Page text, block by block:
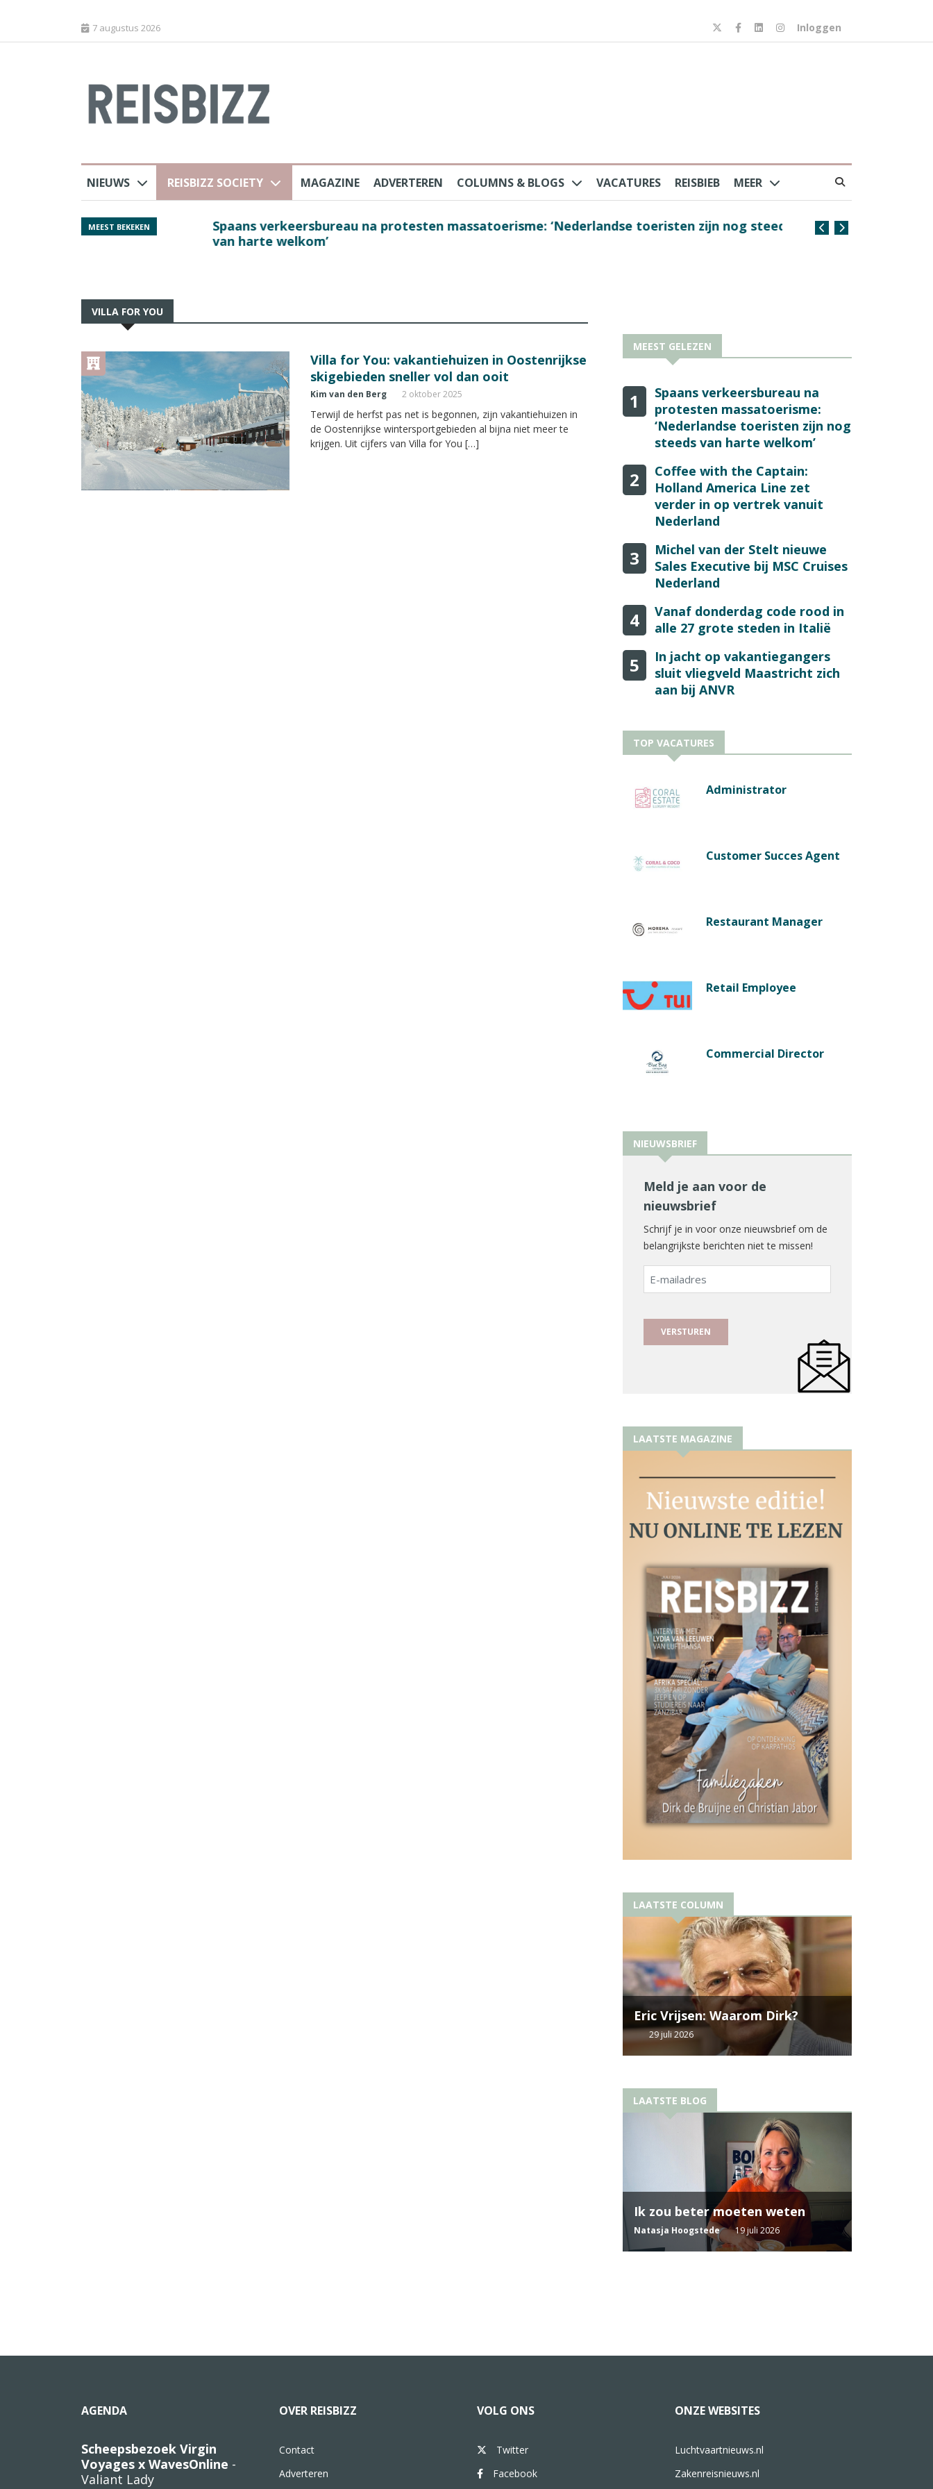
7 augustus 2026 Inloggen
NIEUWS REISBIZZ SOCIETY MAGAZINE ADVERTEREN COLUMNS & BLOGS VACATURES REISBIEB MEER
MEEST BEKEKEN
Spaans verkeersbureau na protesten massatoerisme: ‘Nederlandse toeristen zijn nog steeds
van harte welkom’
Coffee with the
VILLA FOR YOU
Villa for You: vakantiehuizen in Oostenrijkse
skigebieden sneller vol dan ooit
Kim van den Berg 2 oktober 2025
Terwijl de herfst pas net is begonnen, zijn vakantiehuizen in
de Oostenrijkse wintersportgebieden al bijna niet meer te
krijgen. Uit cijfers van Villa for You […]
MEEST GELEZEN
1
Spaans verkeersbureau na
protesten massatoerisme:
‘Nederlandse toeristen zijn nog
steeds van harte welkom’
2
Coffee with the Captain:
Holland America Line zet
verder in op vertrek vanuit
Nederland
3
Michel van der Stelt nieuwe
Sales Executive bij MSC Cruises
Nederland
4
Vanaf donderdag code rood in
alle 27 grote steden in Italië
5
In jacht op vakantiegangers
sluit vliegveld Maastricht zich
aan bij ANVR
TOP VACATURES
Administrator
Customer Succes Agent
Restaurant Manager
Retail Employee
Commercial Director
NIEUWSBRIEF
Meld je aan voor de
nieuwsbrief
Schrijf je in voor onze nieuwsbrief om de
belangrijkste berichten niet te missen!
E-
mailadres
LAATSTE MAGAZINE
LAATSTE COLUMN
Eric Vrijsen: Waarom Dirk?
29 juli 2026
LAATSTE BLOG
Ik zou beter moeten weten
Natasja Hoogstede 19 juli 2026
AGENDA
Scheepsbezoek Virgin
Voyages x WavesOnline -
Valiant Lady
OVER REISBIZZ
Contact
Adverteren
VOLG ONS
Twitter
Facebook
ONZE WEBSITES
Luchtvaartnieuws.nl
Zakenreisnieuws.nl